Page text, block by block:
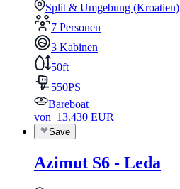
Split & Umgebung (Kroatien)
7 Personen
3 Kabinen
50ft
550PS
Bareboat
von 13.430 EUR
Save
Azimut S6 - Leda